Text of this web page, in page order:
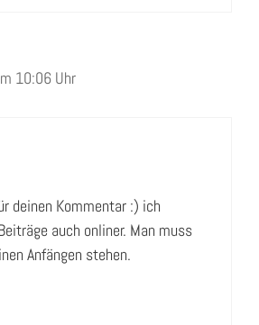
10:06 Uhr
deinen Kommentar :) ich
auch onliner. Man muss
Anfängen stehen.